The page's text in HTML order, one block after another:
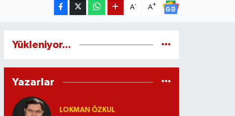
A- A+
Yükleniyor...
Yazarlar
LOKMAN ÖZKUL